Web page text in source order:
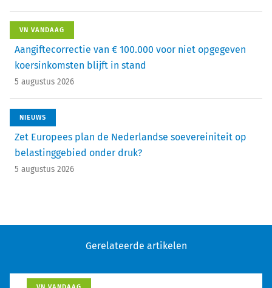
VN VANDAAG
Aangiftecorrectie van € 100.000 voor niet opgegeven
koersinkomsten blijft in stand
5 augustus 2026
NIEUWS
Zet Europees plan de Nederlandse soevereiniteit op
belastinggebied onder druk?
5 augustus 2026
Gerelateerde artikelen